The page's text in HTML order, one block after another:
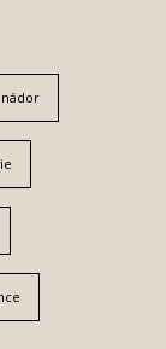
nádor